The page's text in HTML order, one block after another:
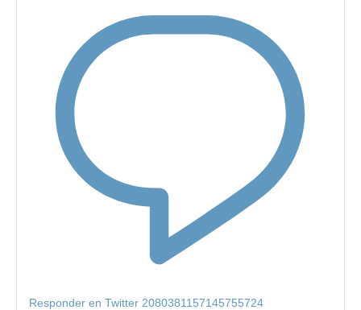
Responder en Twitter 2080381157145755724